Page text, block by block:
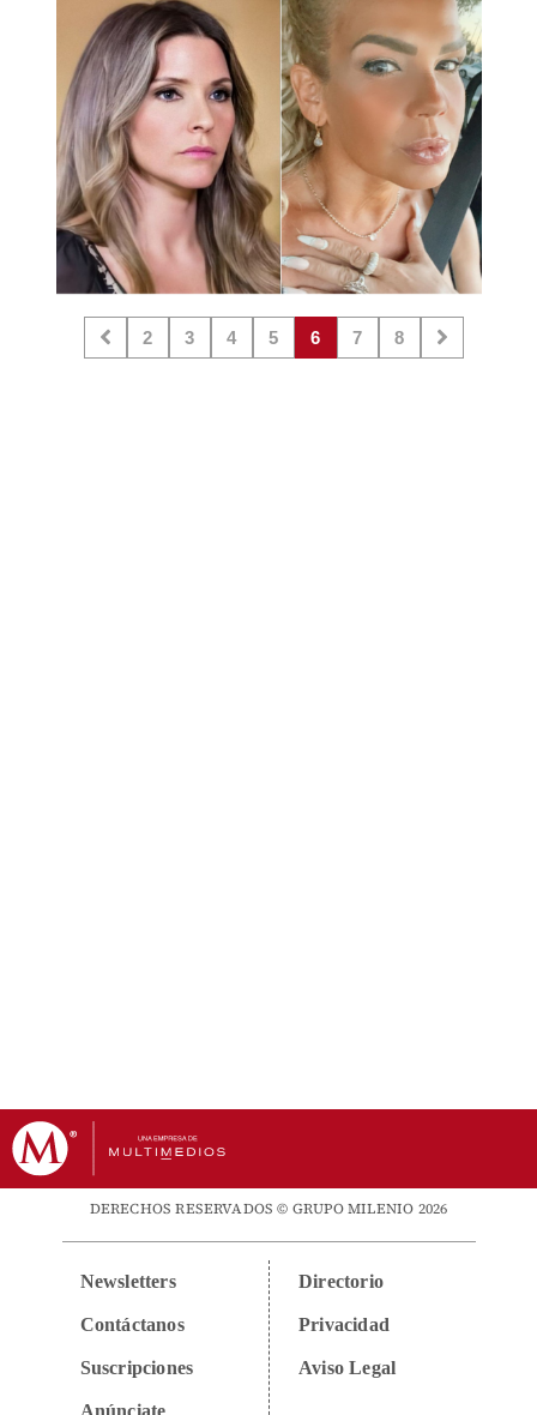
2 3 4 5 6 7 8
DERECHOS RESERVADOS © GRUPO MILENIO 2026
Newsletters
Contáctanos
Suscripciones
Anúnciate
Directorio
Privacidad
Aviso Legal